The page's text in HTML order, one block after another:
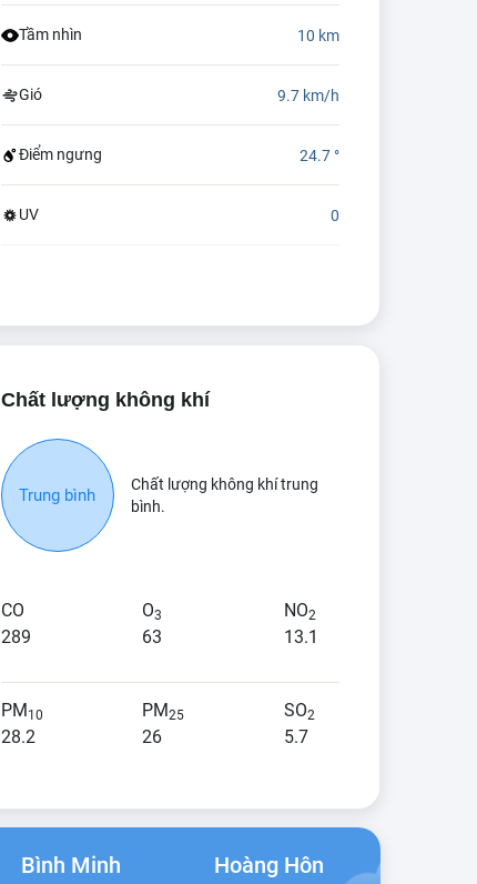
Tầm nhìn 10 km
Gió 9.7 km/h
Điểm ngưng 24.7 °
UV 0
Chất lượng không khí
Trung bình
Chất lượng không khí trung
bình.
CO
289
O3
63
NO2
13.1
PM10
28.2
PM25
26
SO2
5.7
Bình Minh Hoàng Hôn